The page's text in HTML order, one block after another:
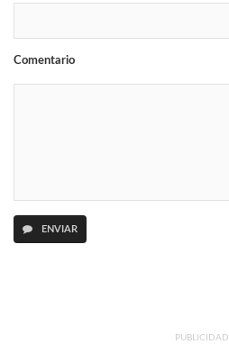
Comentario
ENVIAR
PUBLICIDAD